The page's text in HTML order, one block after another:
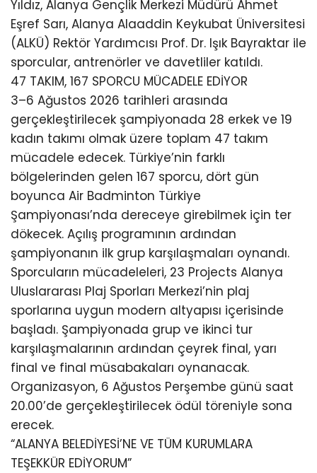
Yıldız, Alanya Gençlik Merkezi Müdürü Ahmet
Eşref Sarı, Alanya Alaaddin Keykubat Üniversitesi
(ALKÜ) Rektör Yardımcısı Prof. Dr. Işık Bayraktar ile
sporcular, antrenörler ve davetliler katıldı.
47 TAKIM, 167 SPORCU MÜCADELE EDİYOR
3–6 Ağustos 2026 tarihleri arasında
gerçekleştirilecek şampiyonada 28 erkek ve 19
kadın takımı olmak üzere toplam 47 takım
mücadele edecek. Türkiye’nin farklı
bölgelerinden gelen 167 sporcu, dört gün
boyunca Air Badminton Türkiye
Şampiyonası’nda dereceye girebilmek için ter
dökecek. Açılış programının ardından
şampiyonanın ilk grup karşılaşmaları oynandı.
Sporcuların mücadeleleri, 23 Projects Alanya
Uluslararası Plaj Sporları Merkezi’nin plaj
sporlarına uygun modern altyapısı içerisinde
başladı. Şampiyonada grup ve ikinci tur
karşılaşmalarının ardından çeyrek final, yarı
final ve final müsabakaları oynanacak.
Organizasyon, 6 Ağustos Perşembe günü saat
20.00’de gerçekleştirilecek ödül töreniyle sona
erecek.
“ALANYA BELEDİYESİ’NE VE TÜM KURUMLARA
TEŞEKKÜR EDİYORUM”